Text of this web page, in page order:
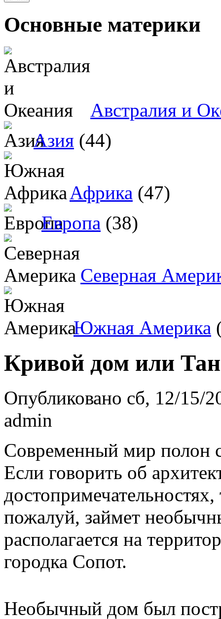
Основные материки
Австралия и
Азия (44)
Африка (47)
Европа (38)
Северная
Южная Америка
Кривой дом или
Опубликовано сб, 12/15/
admin
Современный мир полон
Если говорить об
пожалуй, займет
располагается на
городка Сопот.
Необычный дом был